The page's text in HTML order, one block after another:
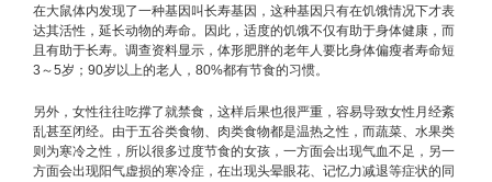
在大鼠体内发现了一种基因叫长寿基因，这种基因只有在饥饿情况下才表
达其活性，延长动物的寿命。因此，适度的饥饿不仅有助于身体健康，而
且有助于长寿。调查资料显示，体形肥胖的老年人要比身体偏瘦者寿命短
3～5岁；90岁以上的老人，80%都有节食的习惯。
另外，女性往往吃撑了就禁食，这样后果也很严重，容易导致女性月经紊
乱甚至闭经。由于五谷类食物、肉类食物都是温热之性，而蔬菜、水果类
则为寒冷之性，所以很多过度节食的女孩，一方面会出现气血不足，另一
方面会出现阳气虚损的寒冷症，在出现头晕眼花、记忆力减退等症状的同